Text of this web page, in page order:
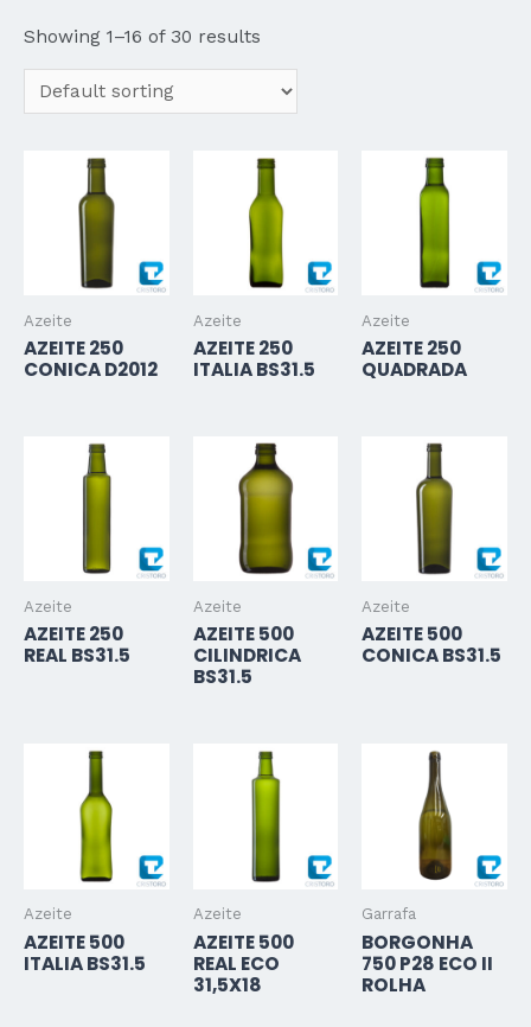
Showing 1–16 of 30 results
Azeite
AZEITE 250
CONICA D2012
Azeite
AZEITE 250
ITALIA BS31.5
Azeite
AZEITE 250
QUADRADA
Azeite
AZEITE 250
REAL BS31.5
Azeite
AZEITE 500
CILINDRICA
BS31.5
Azeite
AZEITE 500
CONICA BS31.5
Azeite
AZEITE 500
ITALIA BS31.5
Azeite
AZEITE 500
REAL ECO
31,5X18
Garrafa
BORGONHA
750 P28 ECO II
ROLHA